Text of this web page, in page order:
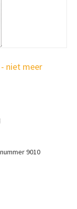
niet meer
9010